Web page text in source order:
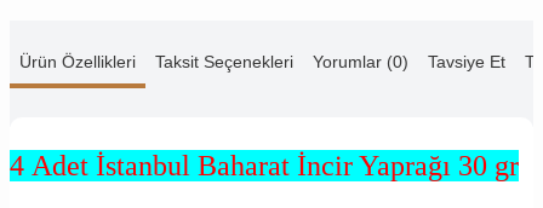
Ürün Özellikleri Taksit Seçenekleri Yorumlar (0) Tavsiye Et
4 Adet İstanbul Baharat İncir Yaprağı 30 gr